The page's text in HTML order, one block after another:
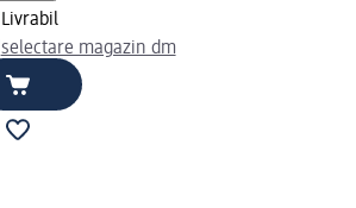
Livrabil
selectare magazin dm